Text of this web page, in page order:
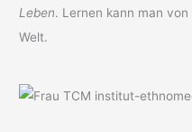
Leben. Lernen kann man von
Welt.